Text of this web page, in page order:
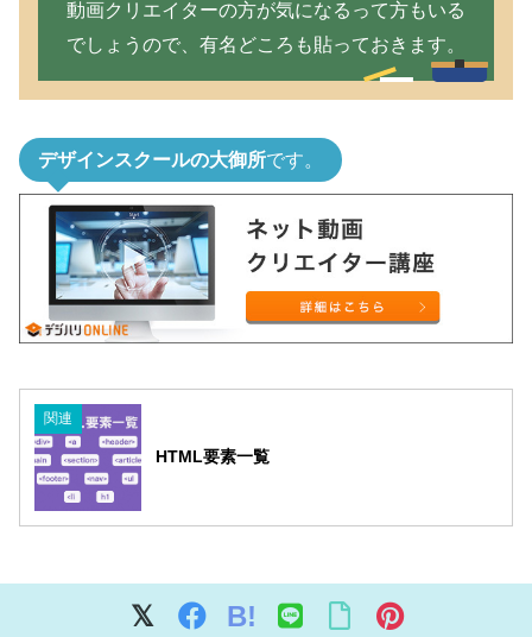
動画クリエイターの方が気になるって方もいる
でしょうので、有名どころも貼っておきます。
デザインスクールの大御所です。
関連
HTML要素一覧
B!